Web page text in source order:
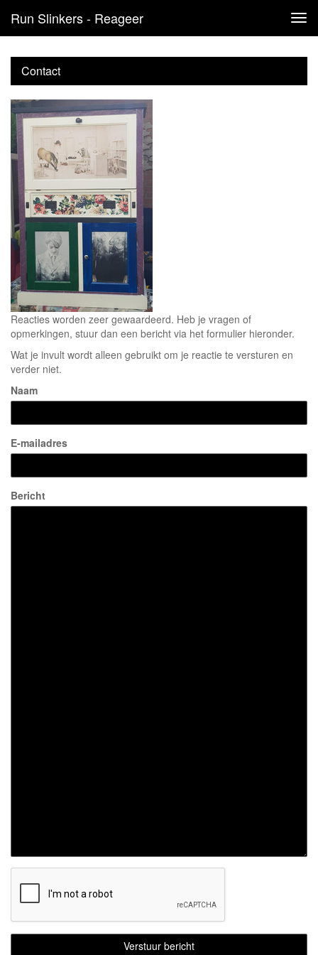
Run Slinkers - Reageer
Contact
Reacties worden zeer gewaardeerd. Heb je vragen of
opmerkingen, stuur dan een bericht via het formulier hieronder.
Wat je invult wordt alleen gebruikt om je reactie te versturen en
verder niet.
Naam
E-mailadres
Bericht